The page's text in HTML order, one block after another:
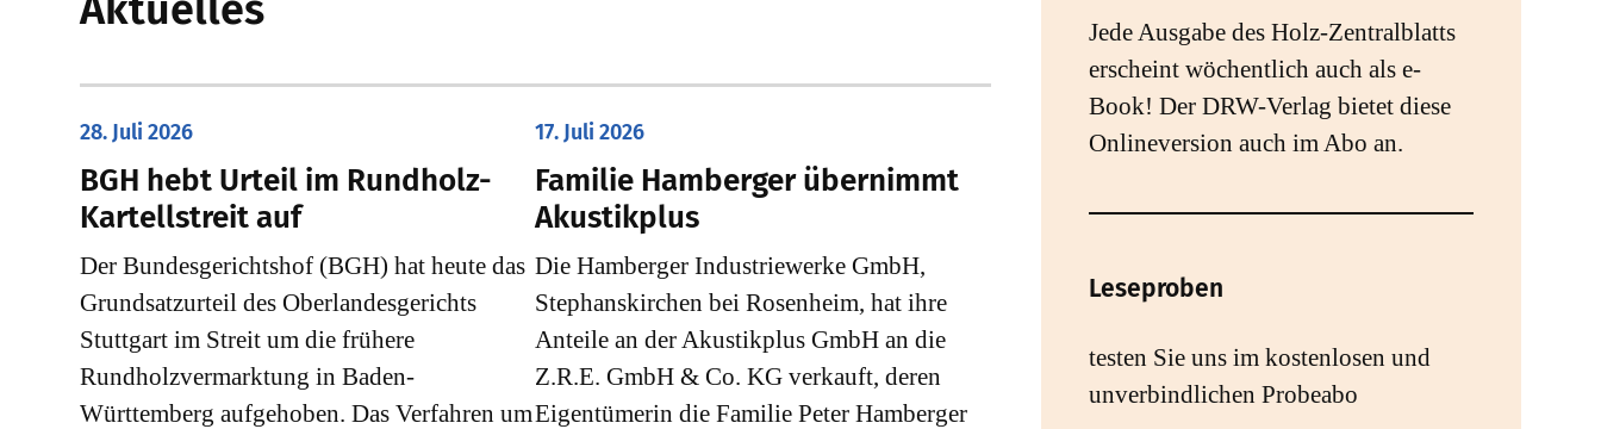
28. Juli 2026
​BGH hebt Urteil im Rundholz-
Kartellstreit auf
Der Bundesgerichtshof (BGH) hat heute das
Grundsatzurteil des Oberlandesgerichts
Stuttgart im Streit um die frühere
Rundholzvermarktung in Baden-
Württemberg aufgehoben. Das Verfahren um
17. Juli 2026
Familie Hamberger übernimmt
Akustikplus
Die Hamberger Industriewerke GmbH,
Stephanskirchen bei Rosenheim, hat ihre
Anteile an der Akustikplus GmbH an die
Z.R.E. GmbH & Co. KG verkauft, deren
Eigentümerin die Familie Peter Hamberger
Jede Ausgabe des Holz-Zentralblatts
erscheint wöchentlich auch als e-
Book! Der DRW-Verlag bietet diese
Onlineversion auch im Abo an.
Leseproben
testen Sie uns im kostenlosen und
unverbindlichen Probeabo